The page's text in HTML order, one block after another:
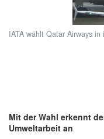
IATA wählt Qatar Airways
Mit der Wahl erkennt
Umweltarbeit an